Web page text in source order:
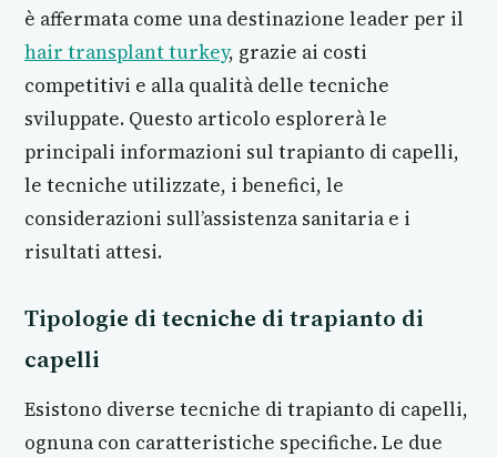
è affermata come una destinazione leader per il
hair transplant turkey, grazie ai costi
competitivi e alla qualità delle tecniche
sviluppate. Questo articolo esplorerà le
principali informazioni sul trapianto di capelli,
le tecniche utilizzate, i benefici, le
considerazioni sull’assistenza sanitaria e i
risultati attesi.
Tipologie di tecniche di trapianto di
capelli
Esistono diverse tecniche di trapianto di capelli,
ognuna con caratteristiche specifiche. Le due